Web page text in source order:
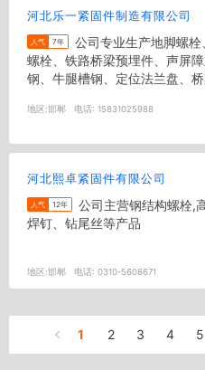
河北乐一紧固件制造有限公司
人气 7年
螺栓、铁路桥梁预埋件、声屏
钢、牛腿槽钢、定位法兰盘、
地区:邯郸 电话: 15831025988
河北熙卓紧固件有限公司
人气 12年
焊钉、钻尾丝等产品
地区:邯郸 电话: 0310-5608671
1 2 3 4 5